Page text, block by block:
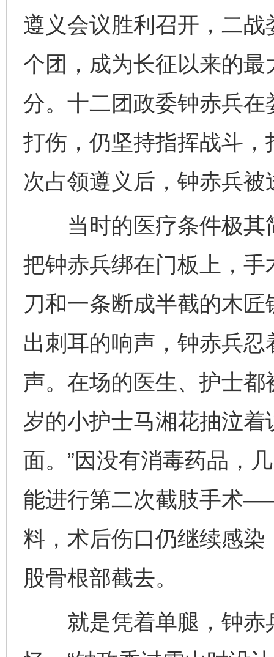
遵义会议胜利召开，二
个团，成为长征以来的
分。十二团政委钟赤兵
打伤，仍坚持指挥战斗
次占领遵义后，钟赤兵
当时的医疗条件极其
把钟赤兵绑在门板上，
刀和一条断成半截的木
出刺耳的响声，钟赤兵
声。在场的医生、护士
岁的小护士马湘花抽泣着
面。”因没有消毒药品，
能进行第二次截肢手术
料，术后伤口仍继续感
股骨根部截去。
就是凭着单腿，钟赤